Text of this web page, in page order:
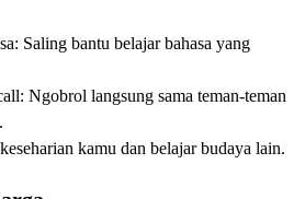
Saling bantu belajar bahasa yang
Ngobrol langsung sama teman-teman
kamu dan belajar budaya lain.